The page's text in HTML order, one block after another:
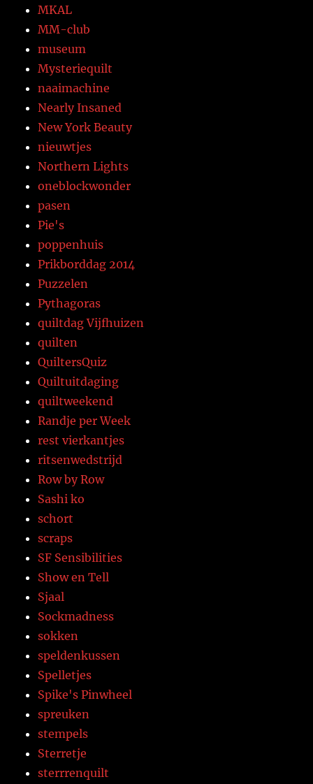
MKAL
MM-club
museum
Mysteriequilt
naaimachine
Nearly Insaned
New York Beauty
nieuwtjes
Northern Lights
oneblockwonder
pasen
Pie's
poppenhuis
Prikborddag 2014
Puzzelen
Pythagoras
quiltdag Vijfhuizen
quilten
QuiltersQuiz
Quiltuitdaging
quiltweekend
Randje per Week
rest vierkantjes
ritsenwedstrijd
Row by Row
Sashi ko
schort
scraps
SF Sensibilities
Show en Tell
Sjaal
Sockmadness
sokken
speldenkussen
Spelletjes
Spike's Pinwheel
spreuken
stempels
Sterretje
sterrrenquilt